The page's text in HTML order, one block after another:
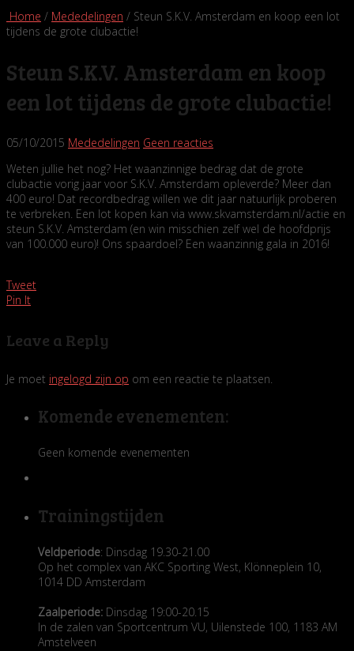
Home / Mededelingen / Steun S.K.V. Amsterdam en koop een lot
tijdens de grote clubactie!
Steun S.K.V. Amsterdam en koop
een lot tijdens de grote clubactie!
05/10/2015 Mededelingen Geen reacties
Weten jullie het nog? Het waanzinnige bedrag dat de grote
clubactie vorig jaar voor S.K.V. Amsterdam opleverde? Meer dan
400 euro! Dat recordbedrag willen we dit jaar natuurlijk proberen
te verbreken. Een lot kopen kan via www.skvamsterdam.nl/actie en
steun S.K.V. Amsterdam (en win misschien zelf wel de hoofdprijs
van 100.000 euro)! Ons spaardoel? Een waanzinnig gala in 2016!
Tweet
Pin It
Leave a Reply
Je moet ingelogd zijn op om een reactie te plaatsen.
Komende evenementen:
Geen komende evenementen
Trainingstijden
Veldperiode: Dinsdag 19.30-21.00
Op het complex van AKC Sporting West, Klönneplein 10,
1014 DD Amsterdam
Zaalperiode: Dinsdag 19:00-20.15
In de zalen van Sportcentrum VU, Uilenstede 100, 1183 AM
Amstelveen